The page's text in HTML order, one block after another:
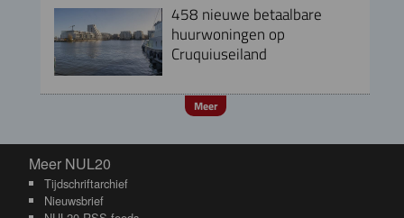
458 nieuwe betaalbare
huurwoningen op
Cruquiuseiland
Meer
Meer NUL20
Meer NUL20
Tijdschriftarchief
Nieuwsbrief